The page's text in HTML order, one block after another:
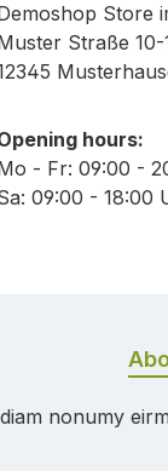
Store
Straße 10-
hours:
- Fr: 09:00 -
09:00 - 18:00
nonumy